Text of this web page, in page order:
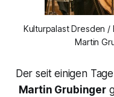
Kulturpalast Dresden /
Martin
Der seit einigen
Martin Grubinger